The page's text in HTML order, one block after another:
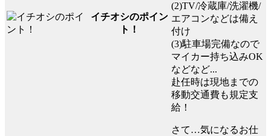
イチオシのポイン
ト！
(2)TV/冷蔵庫/洗濯機/
エアコンなどは備え
付け
(3)駐車場完備なので
マイカー持ち込みOK
などなど...
赴任時は現地までの
移動交通費も規定支
給！
さて…気になるお仕